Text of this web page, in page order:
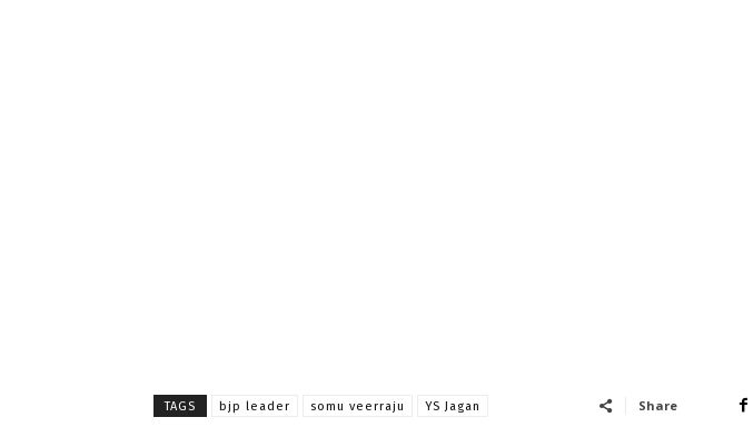
TAGS bjp leader somu veerraju YS Jagan Share